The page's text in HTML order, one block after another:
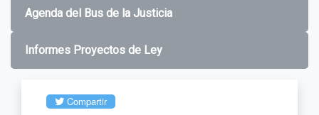
Agenda del Bus de la Justicia
Informes Proyectos de Ley
Compartir